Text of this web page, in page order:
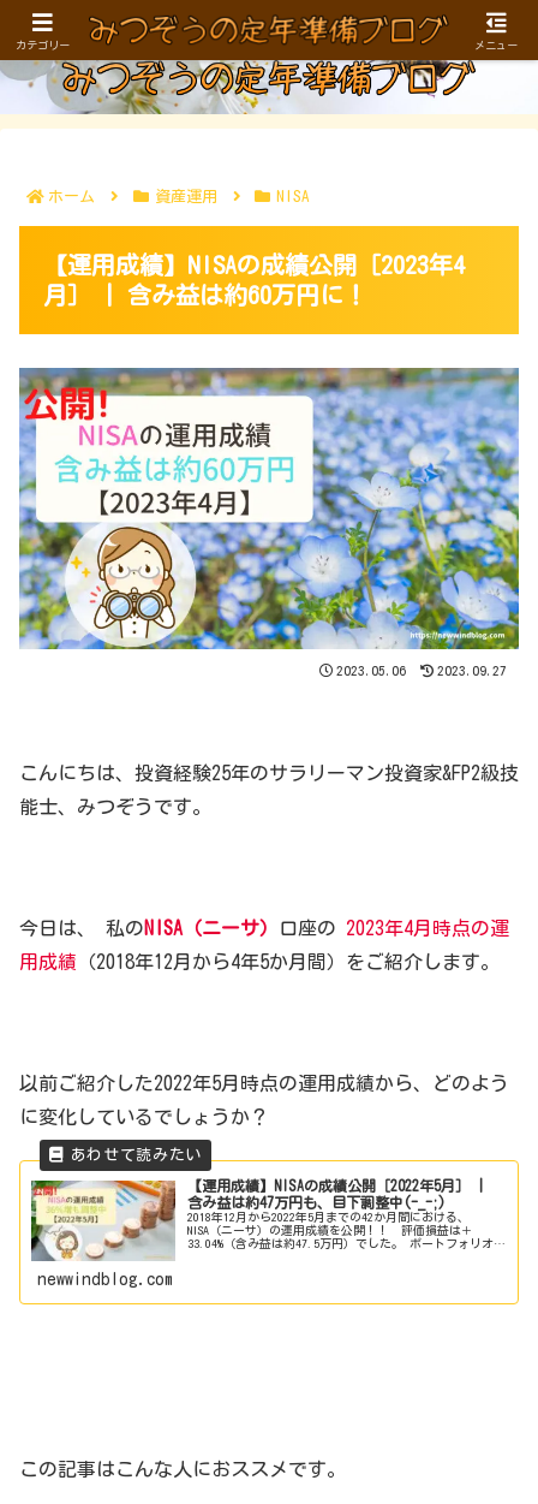
お金、健康、仕事／生きがい…。40〜50代に向けた定年準備ブログ
ホーム 資産運用 NISA
【運用成績】NISAの成績公開［2023年4
月］ | 含み益は約60万円に！
2023.05.06 2023.09.27
こんにちは、投資経験25年のサラリーマン投資家&FP2級技
能士、みつぞうです。
今日は、 私のN ISA（ニーサ） 口座の 2023年4月時点の運
用成績 （2018年12月から4年5か月間）をご紹介します。
以前ご紹介した2022年5月時点の運用成績から、どのよう
に変化しているでしょうか？
【運用成績】NISAの成績公開［2022年5月］ |
含み益は約47万円も、目下調整中(-_-;)
2018年12月から2022年5月までの42か月間における、
NISA（ニーサ）の運用成績を公開！！ 評価損益は＋
33.04%（含み益は約47.5万円）でした。 ポートフォリオは
newwindblog.com
この記事はこんな人におススメです。
カテゴリー メニュー